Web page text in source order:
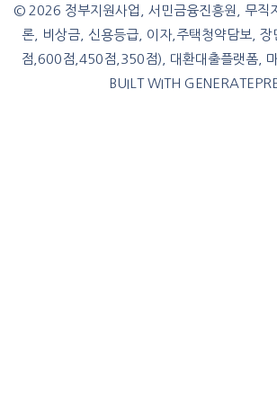
© 2026 정부지원사업, 서민금융진흥원, 무직
론, 비상금, 신용등급, 이자,주택청약담보,
점,600점,450점,350점), 대환대출플랫폼,
BUILT WITH